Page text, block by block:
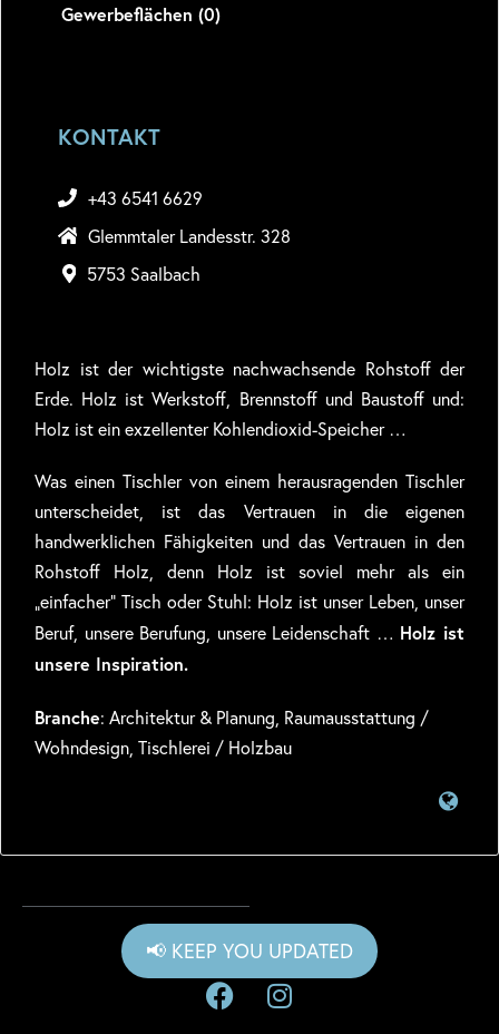
Gewerbeflächen (0)
Holz ist der wichtigste nachwachsende Rohstoff der
Erde. Holz ist Werkstoff, Brennstoff und Baustoff und:
Holz ist ein exzellenter Kohlendioxid-Speicher …
Was einen Tischler von einem herausragenden Tischler
unterscheidet, ist das Vertrauen in die eigenen
handwerklichen Fähigkeiten und das Vertrauen in den
Rohstoff Holz, denn Holz ist soviel mehr als ein
„einfacher“ Tisch oder Stuhl: Holz ist unser Leben, unser
Beruf, unsere Berufung, unsere Leidenschaft … Holz ist
unsere Inspiration.
Branche: Architektur & Planung, Raumausstattung /
Wohndesign, Tischlerei / Holzbau
KONTAKT
+43 6541 6629
Glemmtaler Landesstr. 328
5753 Saalbach
📢 KEEP YOU UPDATED